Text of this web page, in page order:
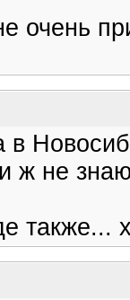
очень
в
ж не
также...